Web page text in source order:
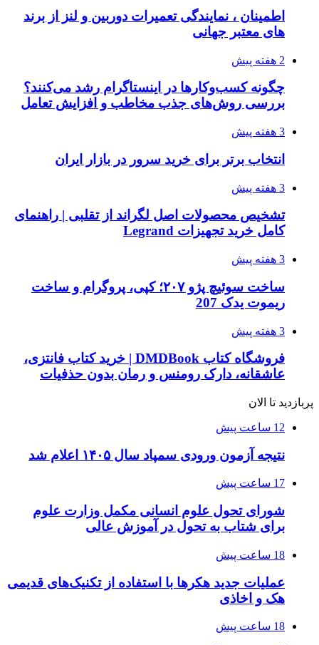
اطمینان ، نمایندگی تعمیرات دوربین و لنز از برند
های معتبر جهانی
2 هفته پیش
چگونه کسب‌وکارها در اینستاگرام رشد می‌کنند؟
بررسی روش‌های جذب مخاطب و افزایش تعامل
3 هفته پیش
انتخاب برتر برای خرید سرور در بازار ایران
3 هفته پیش
تشخیص محصولات اصل لگراند از تقلبی | راهنمای
کامل خرید تجهیزات Legrand
3 هفته پیش
ساخت سوئیچ پژو ۲۰۷؛ کپی، پروگرام و ساخت
ریموت یدک 207
3 هفته پیش
فروشگاه کتاب DMDBook | خرید کتاب فانتزی،
عاشقانه، دارک رومنس و رمان بدون حذفیات
پربازدید تا الان
12 ساعت پیش
نتیجه آزمون ورودی سمپاد سال ۱۴۰۵ اعلام شد
17 ساعت پیش
شورای تحول علوم انسانی مکمل وزارت علوم
برای شتاب به تحول در آموزش عالی
18 ساعت پیش
عملیات جدید هکرها با استفاده از تکنیک‌های قدیمی
هک و اخاذی
18 ساعت پیش